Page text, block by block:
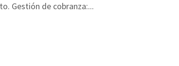
Gestión de cobranza:...